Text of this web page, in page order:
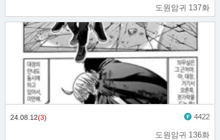
도원암귀 137화
도원암귀 136화
24.08.12(3) 4422